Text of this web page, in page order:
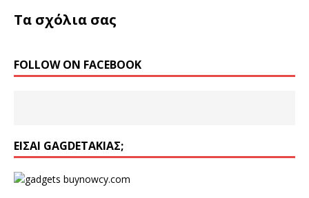
Τα σχόλια σας
FOLLOW ON FACEBOOK
ΕΊΣΑΙ GAGDETΆΚΙΑΣ;